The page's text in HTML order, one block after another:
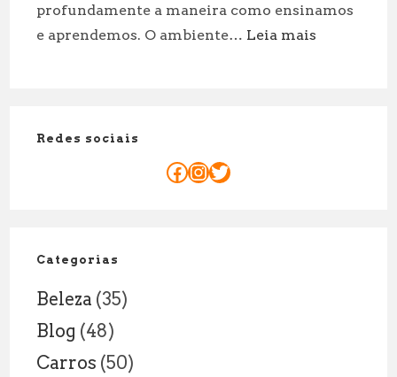
sessão
a
profundamente a maneira como ensinamos
e aprendemos. O ambiente… Leia mais
Redes sociais
Facebook
Instagram
Twitter
Categorias
Beleza (35)
Blog (48)
Carros (50)